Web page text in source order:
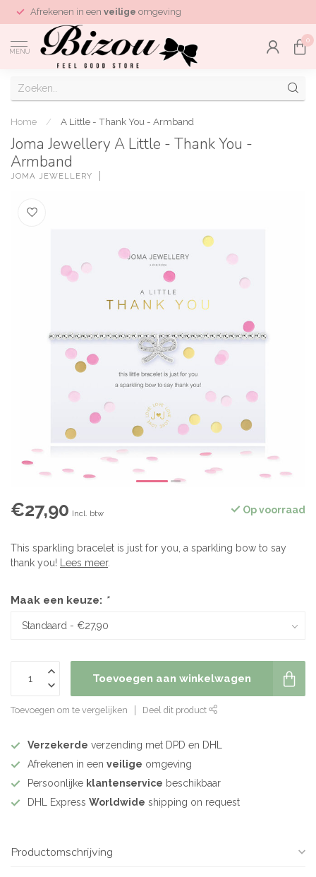
Afrekenen in een veilige omgeving
MENU
0
Home / A Little - Thank You - Armband
Joma Jewellery A Little - Thank You -
Armband
JOMA JEWELLERY
€27,90 Incl. btw Op voorraad
This sparkling bracelet is just for you, a sparkling bow to say
thank you!
Lees meer.
Maak een keuze: *
Toevoegen aan winkelwagen
Toevoegen om te vergelijken Deel dit product
Verzekerde verzending met DPD en DHL
Afrekenen in een veilige omgeving
Persoonlijke klantenservice beschikbaar
DHL Express Worldwide shipping on request
Productomschrijving